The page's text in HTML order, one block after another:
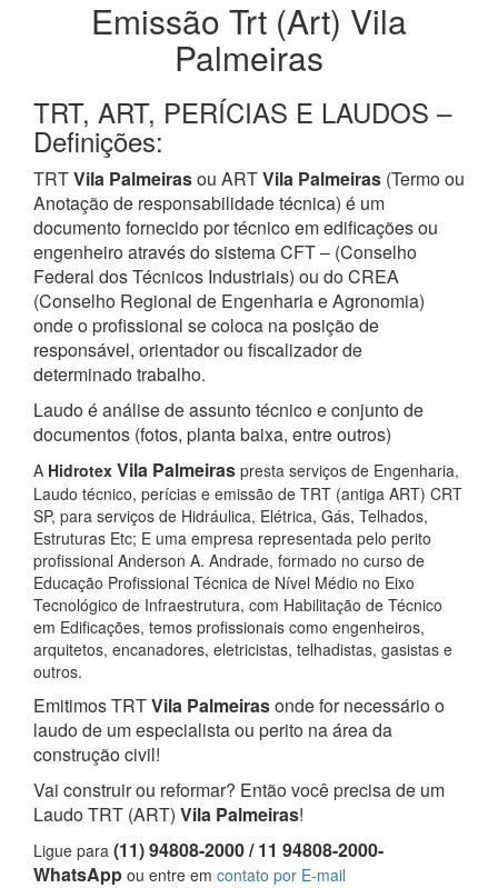
Emissão Trt (Art) Vila
Palmeiras
TRT, ART, PERÍCIAS E LAUDOS –
Definições:
TRTVila Palmeirasou ARTVila Palmeiras (Termo ou
Anotação de responsabilidade técnica) é um
documento fornecido por técnico em edificações ou
engenheiro através do sistema CFT – (Conselho
Federal dos Técnicos Industriais) ou do CREA
(Conselho Regional de Engenharia e Agronomia)
onde o profissional se coloca na posição de
responsável, orientador ou fiscalizador de
determinado trabalho.
Laudo é análise de assunto técnico e conjunto de
documentos (fotos, planta baixa, entre outros)
A Hidrotex Vila Palmeiras presta serviços de Engenharia,
Laudo técnico, perícias e emissão de TRT (antiga ART) CRT
SP, para serviços de Hidráulica, Elétrica, Gás, Telhados,
Estruturas Etc; E uma empresa representada pelo perito
profissional Anderson A. Andrade, formado no curso de
Educação Profissional Técnica de Nível Médio no Eixo
Tecnológico de Infraestrutura, com Habilitação de Técnico
em Edificações, temos profissionais como engenheiros,
arquitetos, encanadores, eletricistas, telhadistas, gasistas e
outros.
Emitimos TRTVila Palmeirasonde for necessário o
laudo de um especialista ou perito na área da
construção civil!
Vai construir ou reformar? Então você precisa de um
Laudo TRT (ART) Vila Palmeiras!
Ligue para (11) 94808-2000 / 11 94808-2000-
WhatsApp ou entre em contato por E-mail